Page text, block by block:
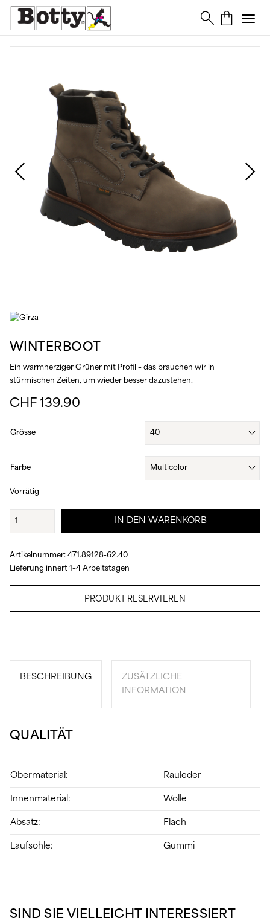
WINTERBOOT
Ein warmherziger Grüner mit Profil – das brauchen wir in
stürmischen Zeiten, um wieder besser dazustehen.
CHF 139.90
Grösse
Farbe
Vorrätig
Winterboot
Menge
IN DEN WARENKORB
Artikelnummer: 471.89128-62.40
Lieferung innert 1–4 Arbeitstagen
PRODUKT RESERVIEREN
BESCHREIBUNG
ZUSÄTZLICHE
INFORMATION
QUALITÄT
Obermaterial: Rauleder
Innenmaterial: Wolle
Absatz: Flach
Laufsohle: Gummi
SIND SIE VIELLEICHT INTERESSIERT